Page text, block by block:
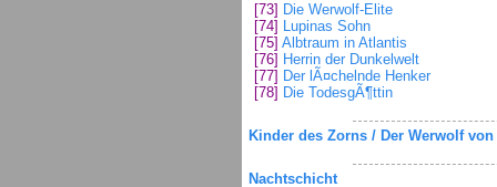
[73] Die Werwolf-Elite
[74] Lupinas Sohn
[75] Albtraum in Atlantis
[76] Herrin der Dunkelwelt
[77] Der lÃ¤chelnde Henker
[78] Die TodesgÃ¶ttin
Kinder des Zorns / Der Werwolf
Nachtschicht